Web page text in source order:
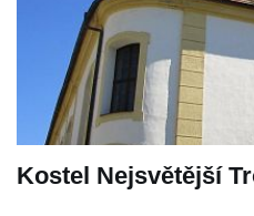
Kostel Nejsvětější